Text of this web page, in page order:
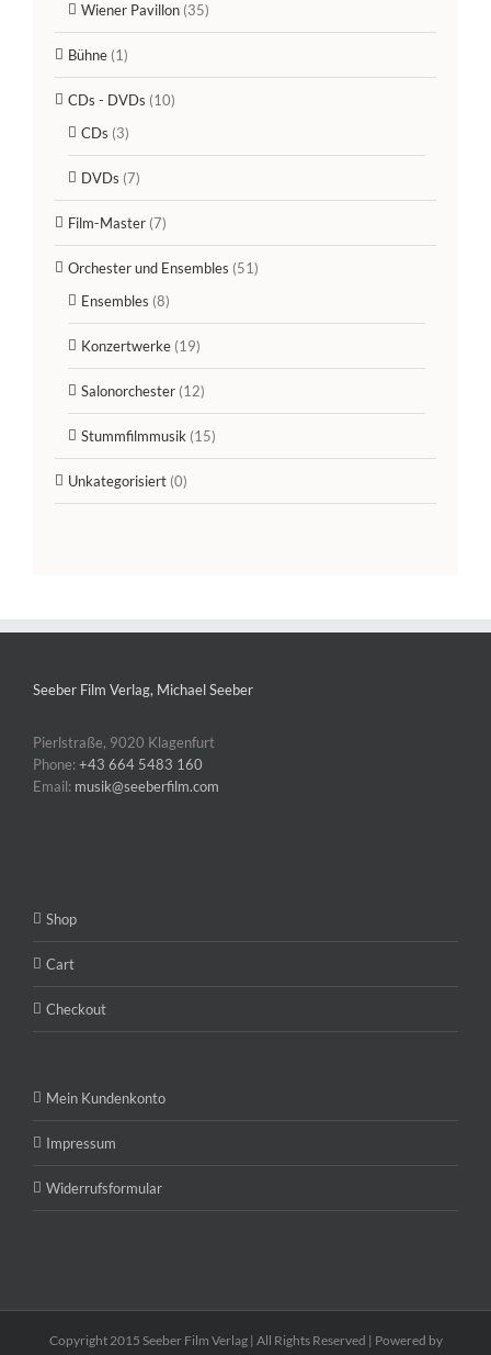
Wiener Pavillon (35)
Bühne (1)
CDs - DVDs (10)
CDs (3)
DVDs (7)
Film-Master (7)
Orchester und Ensembles (51)
Ensembles (8)
Konzertwerke (19)
Salonorchester (12)
Stummfilmmusik (15)
Unkategorisiert (0)
Seeber Film Verlag, Michael Seeber
Pierlstraße, 9020 Klagenfurt
Phone:+43 664 5483 160
Email: musik@seeberfilm.com
Shop
Cart
Checkout
Mein Kundenkonto
Impressum
Widerrufsformular
Copyright 2015 Seeber Film Verlag | All Rights Reserved | Powered by